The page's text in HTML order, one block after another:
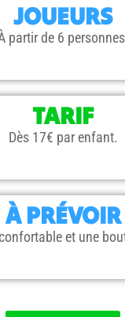
JOUEURS
partir de 6
TARIF
Dès 17€ par enfant.
À PRÉVOIR
et une